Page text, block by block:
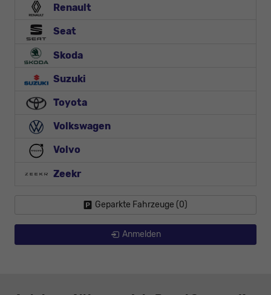
Renault
Seat
Skoda
Suzuki
Toyota
Volkswagen
Volvo
Zeekr
Geparkte Fahrzeuge (0)
Anmelden